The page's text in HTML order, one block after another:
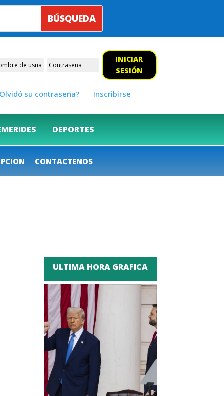
INICIAR
SESIÓN
su contraseña? Inscribirse
DEPORTES
CONTACTENOS
ULTIMA HORA GRAFICA